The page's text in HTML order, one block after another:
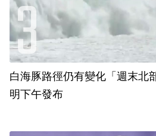
白海豚路徑仍有變化「週末北
明下午發布